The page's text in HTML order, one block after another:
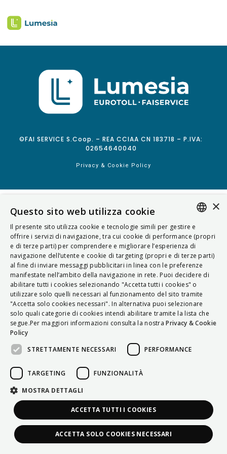
©FAI SERVICE S.Coop. – REA CCIAA CN 183718 – P.IVA:
02654640040
Privacy & Cookie Policy
ITALIAN
ENGLISH
FRENCH
HUNGARIAN
DEUTSCH
POLSKI
PORTUGUÊS
×
Questo sito web utilizza cookie
Il presente sito utilizza cookie e tecnologie simili per gestire e
offrire i servizi di navigazione, tra cui cookie di performance (propri
e di terze parti) per comprendere e migliorare l’esperienza di
navigazione dell’utente e cookie di targeting (propri e di terze parti)
al fine di inviare messaggi pubblicitari in linea con le preferenze
manifestate nell’ambito della navigazione in rete. Puoi decidere di
abilitare tutti i cookies selezionando "Accetta tutti i cookies" o
utilizzare solo quelli necessari al funzionamento del sito tramite
"Accetta solo cookies necessari". In alternativa puoi selezionare
solo quali categorie di cookies intendi abilitare tramite la lista che
segue.Per maggiori informazioni consulta la nostra Privacy & Cookie
Policy
STRETTAMENTE NECESSARI
PERFORMANCE
TARGETING FUNZIONALITÀ
MOSTRA DETTAGLI
ACCETTA TUTTI I COOKIES
ACCETTA SOLO COOKIES NECESSARI